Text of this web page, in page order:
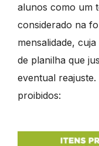
alunos como um
considerado na
mensalidade,
de planilha que
eventual reajuste.
proibidos: